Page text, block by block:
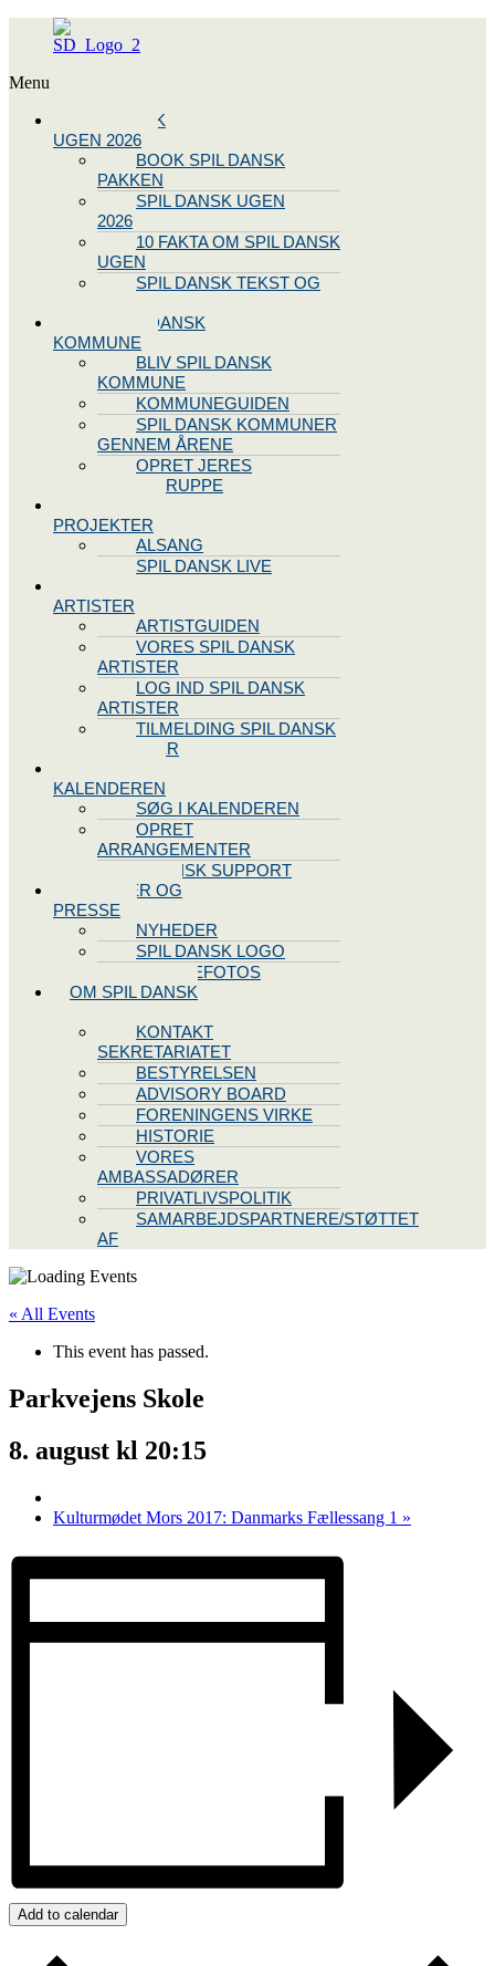
Menu
SPIL DANSK
UGEN 2026
BOOK SPIL DANSK
PAKKEN
SPIL DANSK UGEN
2026
10 FAKTA OM SPIL DANSK
UGEN
SPIL DANSK TEKST OG
BLIV SPIL DANSK
KOMMUNE
BLIV SPIL DANSK
KOMMUNE
KOMMUNEGUIDEN
SPIL DANSK KOMMUNER
GENNEM ÅRENE
OPRET JERES
STYREGRUPPE
PROJEKTER
ALSANG
SPIL DANSK LIVE
ARTISTER
ARTISTGUIDEN
VORES SPIL DANSK
ARTISTER
LOG IND SPIL DANSK
ARTISTER
TILMELDING SPIL DANSK
ARTISTER
KALENDEREN
SØG I KALENDEREN
OPRET
ARRANGEMENTER
TEKNISK SUPPORT
NYHEDER OG
PRESSE
NYHEDER
SPIL DANSK LOGO
PRESSEFOTOS
OM SPIL DANSK
KONTAKT
SEKRETARIATET
BESTYRELSEN
ADVISORY BOARD
FORENINGENS VIRKE
HISTORIE
VORES
AMBASSADØRER
PRIVATLIVSPOLITIK
SAMARBEJDSPARTNERE/STØTTET
AF
« All Events
This event has passed.
Parkvejens Skole
8. august kl 20:15
Kulturmødet Mors 2017: Danmarks Fællessang 1 »
Add to calendar